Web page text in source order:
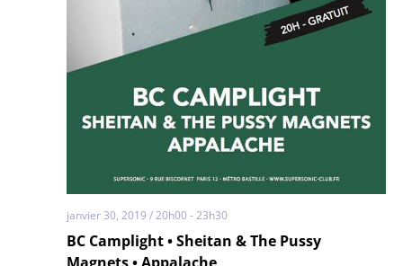
BC Camplight • Sheitan & The Pussy
janvier 30, 2019 / 20h00 -23h30